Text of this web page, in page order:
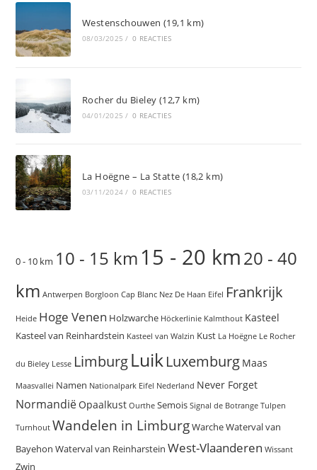
Westenschouwen (19,1 km)
08/03/2025 / 0 REACTIES
Rocher du Bieley (12,7 km)
04/01/2025 / 0 REACTIES
La Hoëgne – La Statte (18,2 km)
03/11/2024 / 0 REACTIES
0 - 10 km 10 - 15 km15 - 20 km20 - 40
km Antwerpen Borgloon Cap Blanc Nez De Haan Eifel Frankrijk
Heide Hoge Venen Holzwarche Höckerlinie Kalmthout Kasteel
Kasteel van Reinhardstein Kasteel van Walzin Kust La Hoëgne Le Rocher
du Bieley Lesse LimburgLuik Luxemburg Maas
Maasvallei Namen Nationalpark Eifel Nederland Never Forget
Normandië Opaalkust Ourthe Semois Signal de Botrange Tulpen
Turnhout Wandelen in LimburgWarcheWaterval van
Bayehon Waterval van Reinharstein West-Vlaanderen Wissant
Zwin